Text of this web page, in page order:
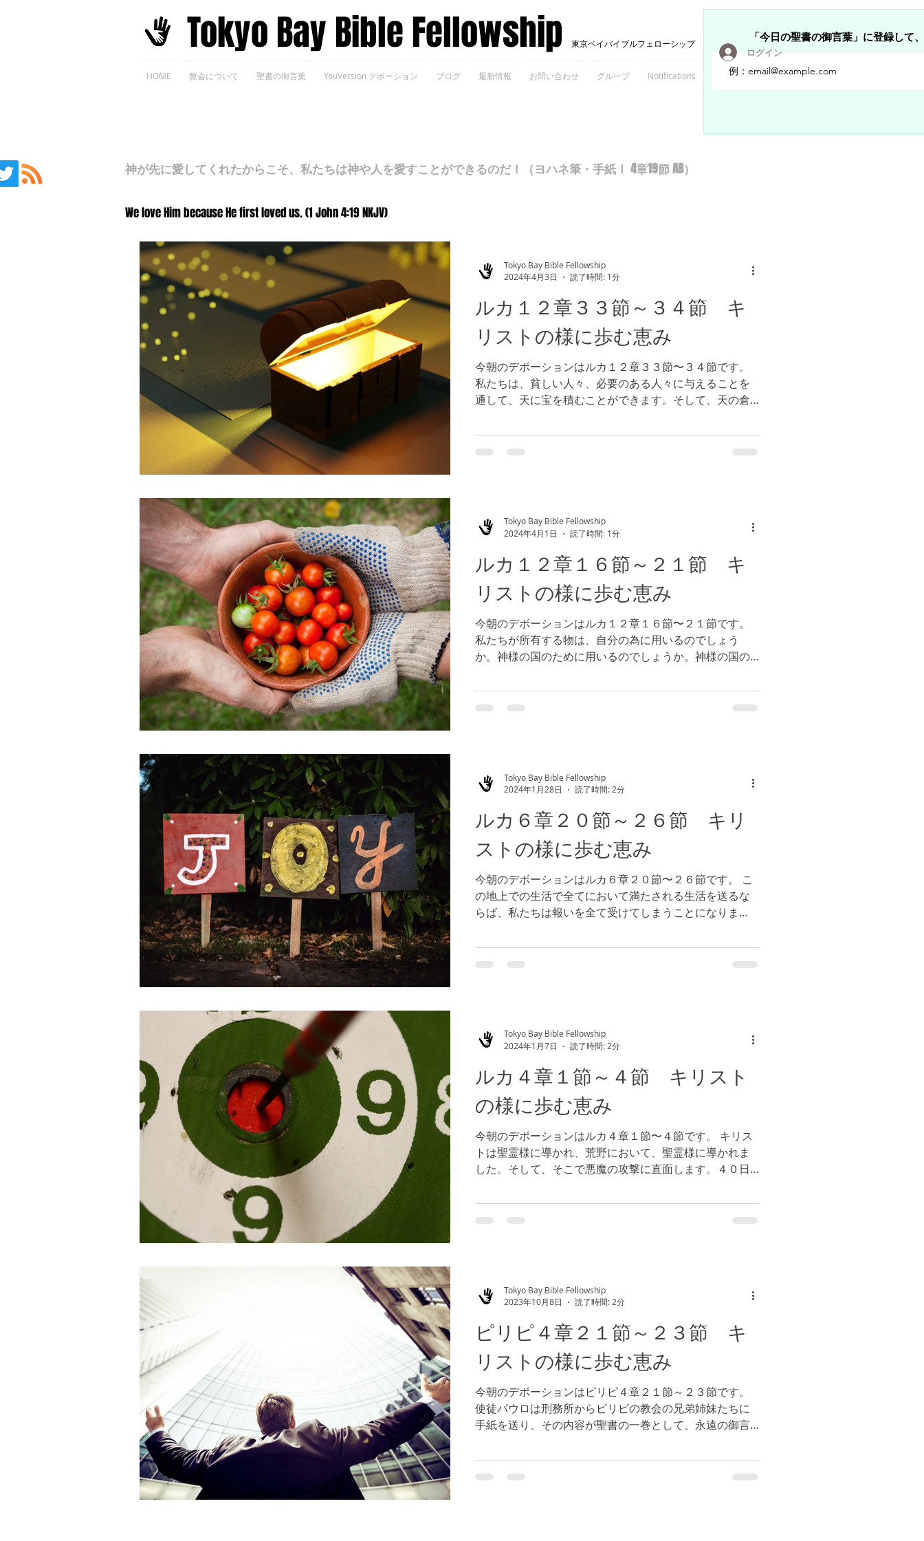
​Tokyo Bay Bible Fellowship 東京ベイバイブルフェローシップ
HOME 教会について 聖書の御言葉 YouVersion デボーション ブログ 最新情報 お問い合わせ グループ Notifications Members
「今日の聖書の御言葉」に登録して
ログイン
神が先に愛してくれたからこそ、私たちは神や人を愛すことができるのだ！（ヨハネ筆・手紙Ⅰ 4章19節 AB）
We love Him because He first loved us. (1 John 4:19 NKJV)
ルカ１２章３３節～３４節 キ
リストの様に歩む恵み
今朝のデボーションはルカ１２章３３節〜３４節です。
私たちは、貧しい人々、必要のある人々に与えることを
通して、天に宝を積むことができます。そして、天の倉
があるのです。 今日誰と私たちが与えられている経済、
富を分かち合うことが...
Tokyo Bay Bible Fellowship
2024年4月3日
読了時間: 1分
ルカ１２章１６節～２１節 キ
リストの様に歩む恵み
今朝のデボーションはルカ１２章１６節〜２１節です。
私たちが所有する物は、自分の為に用いるのでしょう
か。神様の国のために用いるのでしょうか。神様の国の
用いた経済が、福音が宣べ伝えられ、多くの人々の霊が
救われることに繋がるの...
Tokyo Bay Bible Fellowship
2024年4月1日
読了時間: 1分
ルカ６章２０節～２６節 キリ
ストの様に歩む恵み
今朝のデボーションはルカ６章２０節〜２６節です。 こ
の地上での生活で全てにおいて満たされる生活を送るな
らば、私たちは報いを全て受けてしまうことになりま
伴い、全ての報いを受けることができなかったとして
も、天国での生活で全てが報...
Tokyo Bay Bible Fellowship
2024年1月28日
読了時間: 2分
ルカ４章１節～４節 キリスト
の様に歩む恵み
今朝のデボーションはルカ４章１節〜４節です。 キリス
トは聖霊様に導かれ、荒野において、聖霊様に導かれま
した。そして、そこで悪魔の攻撃に直面します。４０日
変えるように誘惑しました。キリストですから、石をパ
ンに変えることもできた...
Tokyo Bay Bible Fellowship
2024年1月7日
読了時間: 2分
ピリピ４章２１節～２３節 キ
リストの様に歩む恵み
今朝のデボーションはピリピ４章２１節～２３節です。
使徒パウロは刑務所からピリピの教会の兄弟姉妹たちに
手紙を送り、その内容が聖書の一巻として、永遠の御言
節） 私たちは、置かれた環境に失望し、生きる気を失う
事さえあるかもしれませ...
Tokyo Bay Bible Fellowship
2023年10月8日
読了時間: 2分